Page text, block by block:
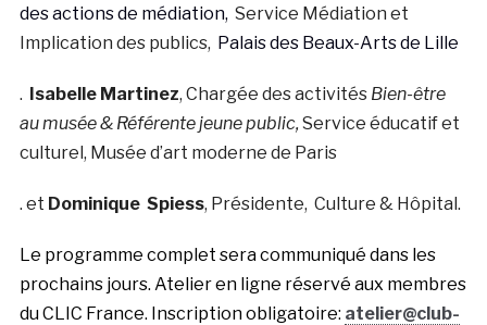
des actions de médiation, Service Médiation et
Implication des publics, Palais des Beaux-Arts de Lille
. Isabelle Martinez, Chargée des activités Bien-être
au musée& Référente jeune public,Service éducatif et
culturel, Musée d’art moderne de Paris
. et Dominique Spiess, Présidente, Culture & Hôpital.
Le programme complet sera communiqué dans les
prochains jours. Atelier en ligne réservé aux membres
du CLIC France. Inscription obligatoire: atelier@club-